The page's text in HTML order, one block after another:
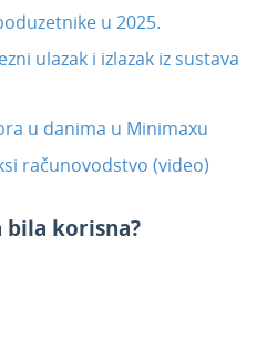
u 2025.
ulazak i izlazak iz sustava
u danima u Minimaxu
računovodstvo (video)
korisna?